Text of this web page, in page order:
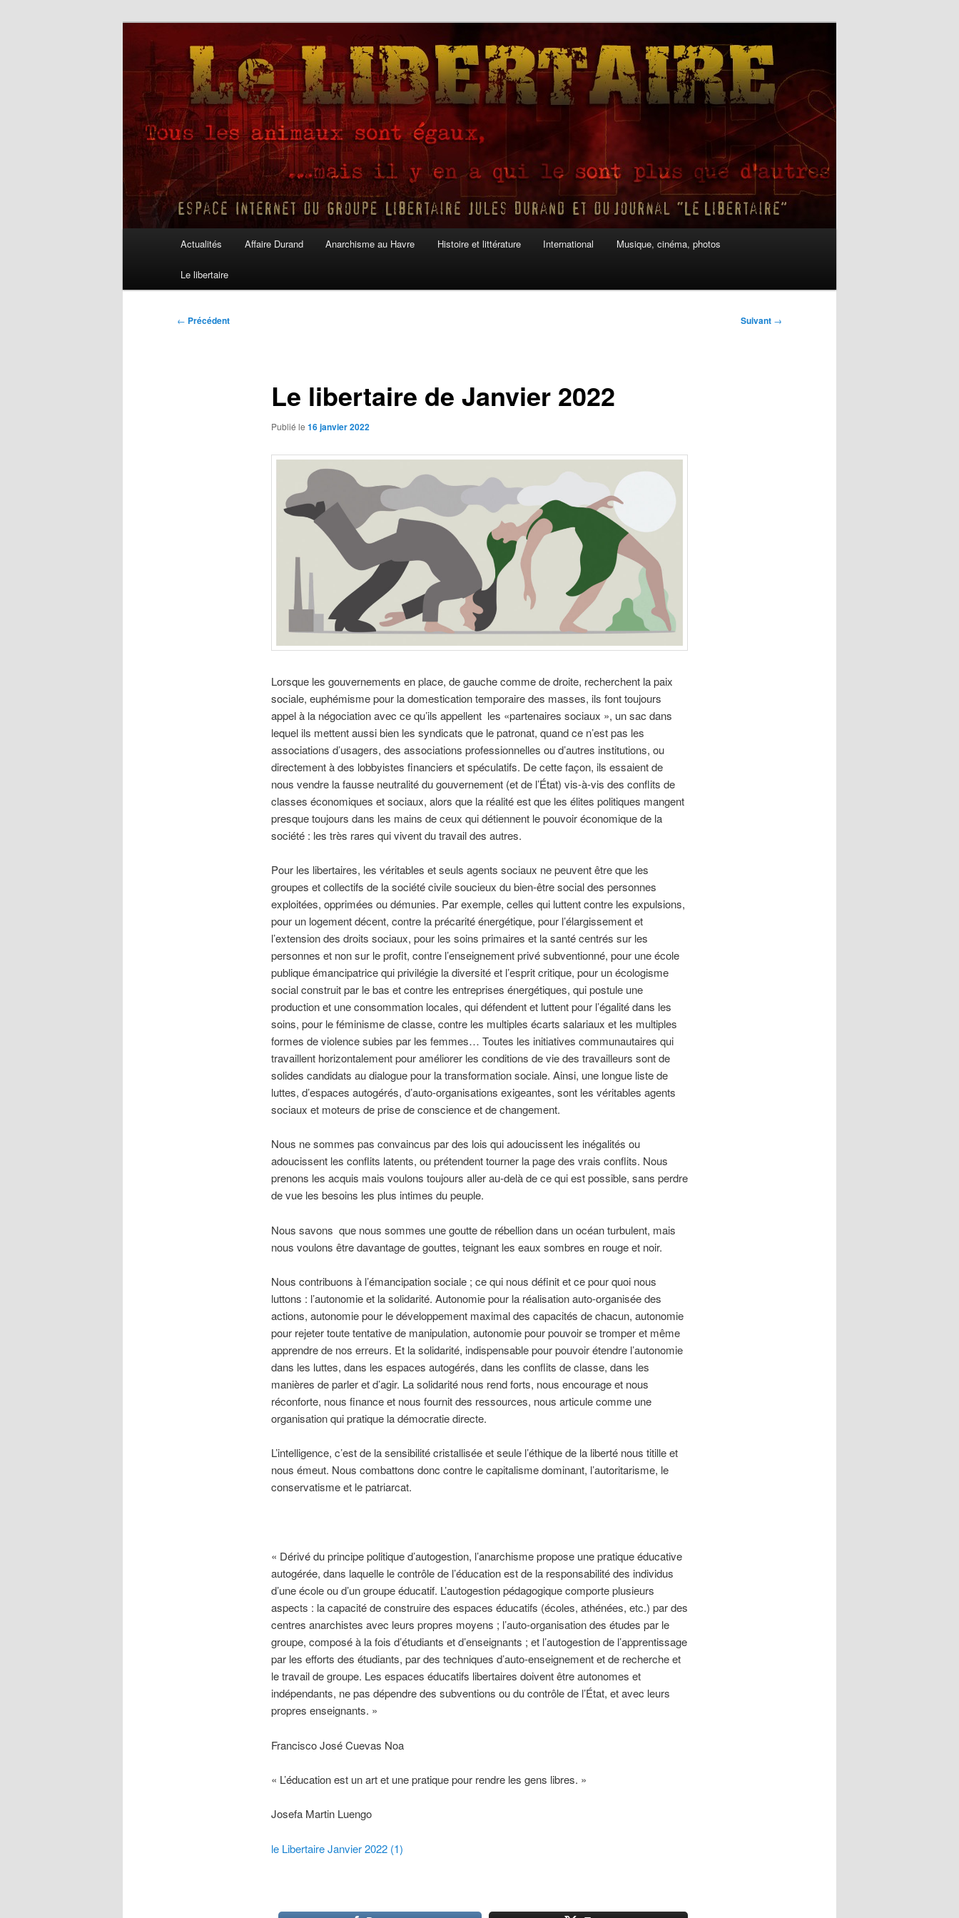
Le Libertaire
Actualités Affaire Durand Anarchisme au Havre Histoire et littérature International Musique, cinéma, photos
Le libertaire
Navigation
← Précédent Suivant →
Le libertaire de Janvier 2022
Publié le 16 janvier 2022
Lorsque les gouvernements en place, de gauche comme de droite, recherchent la paix
sociale, euphémisme pour la domestication temporaire des masses, ils font toujours
appel à la négociation avec ce qu’ils appellent les «partenaires sociaux », un sac dans
lequel ils mettent aussi bien les syndicats que le patronat, quand ce n’est pas les
associations d’usagers, des associations professionnelles ou d’autres institutions, ou
directement à des lobbyistes financiers et spéculatifs. De cette façon, ils essaient de
nous vendre la fausse neutralité du gouvernement (et de l’État) vis-à-vis des conflits de
classes économiques et sociaux, alors que la réalité est que les élites politiques mangent
presque toujours dans les mains de ceux qui détiennent le pouvoir économique de la
société : les très rares qui vivent du travail des autres.
Pour les libertaires, les véritables et seuls agents sociaux ne peuvent être que les
groupes et collectifs de la société civile soucieux du bien-être social des personnes
exploitées, opprimées ou démunies. Par exemple, celles qui luttent contre les expulsions,
pour un logement décent, contre la précarité énergétique, pour l’élargissement et
l’extension des droits sociaux, pour les soins primaires et la santé centrés sur les
personnes et non sur le profit, contre l’enseignement privé subventionné, pour une école
publique émancipatrice qui privilégie la diversité et l’esprit critique, pour un écologisme
social construit par le bas et contre les entreprises énergétiques, qui postule une
production et une consommation locales, qui défendent et luttent pour l’égalité dans les
soins, pour le féminisme de classe, contre les multiples écarts salariaux et les multiples
formes de violence subies par les femmes… Toutes les initiatives communautaires qui
travaillent horizontalement pour améliorer les conditions de vie des travailleurs sont de
solides candidats au dialogue pour la transformation sociale. Ainsi, une longue liste de
luttes, d’espaces autogérés, d’auto-organisations exigeantes, sont les véritables agents
sociaux et moteurs de prise de conscience et de changement.
Nous ne sommes pas convaincus par des lois qui adoucissent les inégalités ou
adoucissent les conflits latents, ou prétendent tourner la page des vrais conflits. Nous
prenons les acquis mais voulons toujours aller au-delà de ce qui est possible, sans perdre
de vue les besoins les plus intimes du peuple.
Nous savons que nous sommes une goutte de rébellion dans un océan turbulent, mais
nous voulons être davantage de gouttes, teignant les eaux sombres en rouge et noir.
Nous contribuons à l’émancipation sociale ; ce qui nous définit et ce pour quoi nous
luttons : l’autonomie et la solidarité. Autonomie pour la réalisation auto-organisée des
actions, autonomie pour le développement maximal des capacités de chacun, autonomie
pour rejeter toute tentative de manipulation, autonomie pour pouvoir se tromper et même
apprendre de nos erreurs. Et la solidarité, indispensable pour pouvoir étendre l’autonomie
dans les luttes, dans les espaces autogérés, dans les conflits de classe, dans les
manières de parler et d’agir. La solidarité nous rend forts, nous encourage et nous
réconforte, nous finance et nous fournit des ressources, nous articule comme une
organisation qui pratique la démocratie directe.
L’intelligence, c’est de la sensibilité cristallisée et seule l’éthique de la liberté nous titille et
nous émeut. Nous combattons donc contre le capitalisme dominant, l’autoritarisme, le
conservatisme et le patriarcat.
« Dérivé du principe politique d’autogestion, l’anarchisme propose une pratique éducative
autogérée, dans laquelle le contrôle de l’éducation est de la responsabilité des individus
d’une école ou d’un groupe éducatif. L’autogestion pédagogique comporte plusieurs
aspects : la capacité de construire des espaces éducatifs (écoles, athénées, etc.) par des
centres anarchistes avec leurs propres moyens ; l’auto-organisation des études par le
groupe, composé à la fois d’étudiants et d’enseignants ; et l’autogestion de l’apprentissage
par les efforts des étudiants, par des techniques d’auto-enseignement et de recherche et
le travail de groupe. Les espaces éducatifs libertaires doivent être autonomes et
indépendants, ne pas dépendre des subventions ou du contrôle de l’État, et avec leurs
propres enseignants. »
Francisco José Cuevas Noa
« L’éducation est un art et une pratique pour rendre les gens libres. »
Josefa Martin Luengo
le Libertaire Janvier 2022 (1)